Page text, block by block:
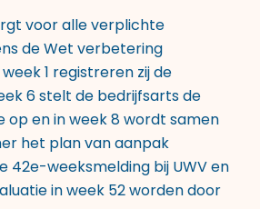
voor alle verplichte
de Wet verbetering
1 registreren zij de
6 stelt de bedrijfsarts de
op en in week 8 wordt samen
het plan van aanpak
42e-weeksmelding bij UWV en
in week 52 worden door